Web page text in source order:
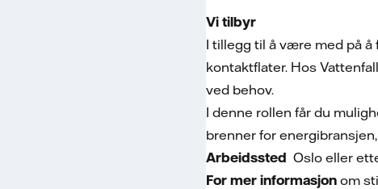
Vi tilbyr
I tillegg til å være med på
kontaktflater. Hos
ved behov.
I denne rollen får du
brenner for
ArbeidsstedOslo eller
For mer informasjon om